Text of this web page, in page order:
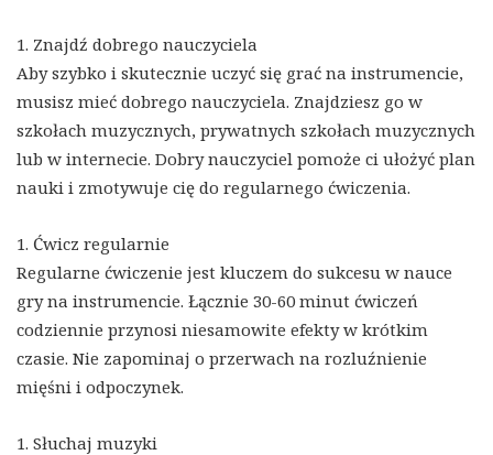
1. Znajdź dobrego nauczyciela
Aby szybko i skutecznie uczyć się grać na instrumencie,
musisz mieć dobrego nauczyciela. Znajdziesz go w
szkołach muzycznych, prywatnych szkołach muzycznych
lub w internecie. Dobry nauczyciel pomoże ci ułożyć plan
nauki i zmotywuje cię do regularnego ćwiczenia.
1. Ćwicz regularnie
Regularne ćwiczenie jest kluczem do sukcesu w nauce
gry na instrumencie. Łącznie 30-60 minut ćwiczeń
codziennie przynosi niesamowite efekty w krótkim
czasie. Nie zapominaj o przerwach na rozluźnienie
mięśni i odpoczynek.
1. Słuchaj muzyki